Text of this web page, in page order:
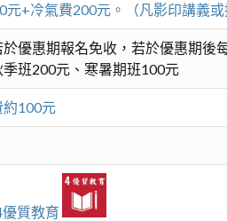
元+冷氣費200元。（凡影印講義
於優惠期報名免收，若於優惠期
季班200元、寒暑期班100元
100元
優質教育